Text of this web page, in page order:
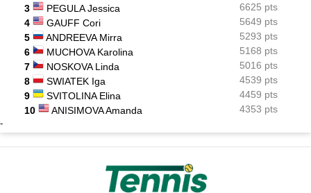
3
PEGULA Jessica
6625 pts
4
GAUFF Cori
5649 pts
5
ANDREEVA Mirra
5293 pts
6
MUCHOVA Karolina
5168 pts
7
NOSKOVA Linda
5016 pts
8
SWIATEK Iga
4539 pts
9
SVITOLINA Elina
4459 pts
10
ANISIMOVA Amanda 4353 pts
-